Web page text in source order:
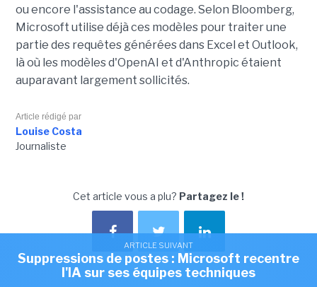
ou encore l'assistance au codage. Selon Bloomberg,
Microsoft utilise déjà ces modèles pour traiter une
partie des requêtes générées dans Excel et Outlook,
là où les modèles d'OpenAI et d'Anthropic étaient
auparavant largement sollicités.
Article rédigé par
Louise Costa
Journaliste
Cet article vous a plu? Partagez le !
ARTICLE SUIVANT
Suppressions de postes : Microsoft recentre
l'IA sur ses équipes techniques